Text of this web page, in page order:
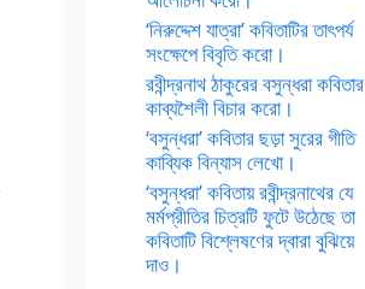
‘নিরুদ্দেশ যাত্রা’ কবিতাটির তাৎপর্য
সংক্ষেপে বিবৃতি করো।
রবীন্দ্রনাথ ঠাকুরের বসুন্ধরা কবিতার
কাব্যশৈলী বিচার করো।
‘বসুন্ধরা’ কবিতার ছড়া সুরের গীতি
কাব্যিক বিন্যাস লেখো।
‘বসুন্ধরা’ কবিতায় রবীন্দ্রনাথের যে
মর্মপ্রীতির চিত্রটি ফুটে উঠেছে তা
কবিতাটি বিশ্লেষণের দ্বারা বুঝিয়ে
দাও।